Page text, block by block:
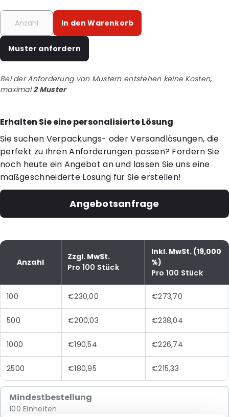
In den Warenkorb
Muster anfordern
Bei der Anforderung von Mustern entstehen keine Kosten,
maximal2 Muster
Erhalten Sie eine personalisierte Lösung
Sie suchen Verpackungs- oder Versandlösungen, die
perfekt zu Ihren Anforderungen passen? Fordern Sie
noch heute ein Angebot an und lassen Sie uns eine
maßgeschneiderte Lösung für Sie erstellen!
Angebotsanfrage
Anzahl
Zzgl. MwSt.
Pro 100 Stück
Inkl. MwSt. (19,000
%)
Pro 100 Stück
100 €230,00 €273,70
500 €200,03 €238,04
1000 €190,54 €226,74
2500 €180,95 €215,33
Mindestbestellung
100 Einheiten